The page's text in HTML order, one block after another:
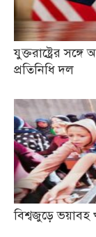
যুক্তরাষ্ট্রের
প্রতিনিধি দল
বিশ্বজুড়ে ভয়াবহ